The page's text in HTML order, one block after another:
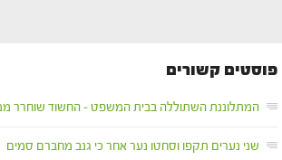
פוסטים קשורים
המתלוננת השתוללה בבית המשפט – החשוד שוחרר
שני נערים תקפו וסחטו נער אחר כי גנב מחברם סמים